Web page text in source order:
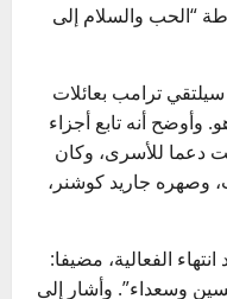
“الحب والسلام إلى
ترامب بعائلات
وأوضح أنه تابع أجزاء
دعما للأسرى، وكان
وصهره جاريد كوشنر،
الفعالية، مضيفا:
وسعداء”. وأشار إلى